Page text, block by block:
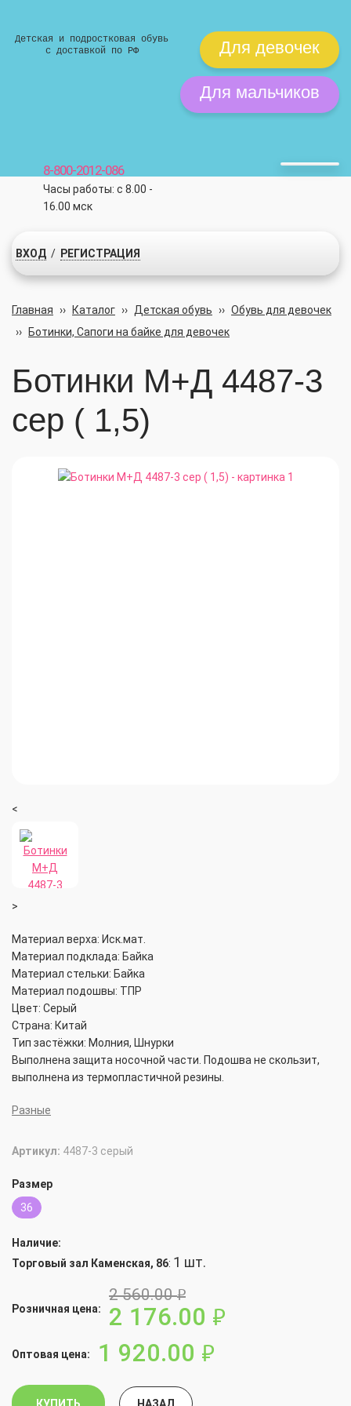
Детская и подростковая обувь
с доставкой по РФ
Для девочек
Для мальчиков
8-800-2012-086
Часы работы: с 8.00 -
16.00 мск
ВХОД / РЕГИСТРАЦИЯ
Главная ›› Каталог ›› Детская обувь ›› Обувь для девочек
››
Ботинки, Сапоги на байке для девочек
Ботинки М+Д 4487-3
сер ( 1,5)
<
>
Материал верха: Иск.мат.
Материал подклада: Байка
Материал стельки: Байка
Материал подошвы: ТПР
Цвет: Серый
Страна: Китай
Тип застёжки: Молния, Шнурки
Выполнена защита носочной части. Подошва не скользит,
выполнена из термопластичной резины.
Разные
Артикул: 4487-3 серый
Размер
36
Наличие:
Торговый зал Каменская, 86: 1 шт.
Розничная цена:
2 560.00руб.
2 176.00 руб.
Оптовая цена: 1 920.00 руб.
КУПИТЬ НАЗАД